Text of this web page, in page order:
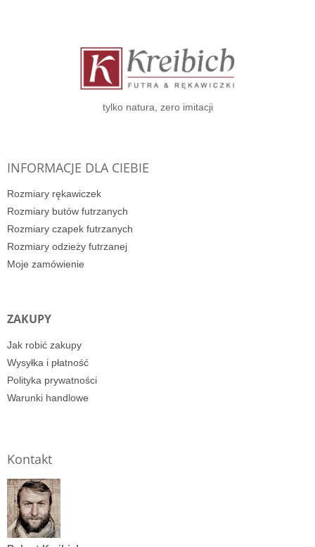
tylko natura, zero imitacji
INFORMACJE DLA CIEBIE
Rozmiary rękawiczek
Rozmiary butów futrzanych
Rozmiary czapek futrzanych
Rozmiary odzieży futrzanej
Moje zamówienie
ZAKUPY
Jak robić zakupy
Wysyłka i płatność
Polityka prywatności
Warunki handlowe
Kontakt